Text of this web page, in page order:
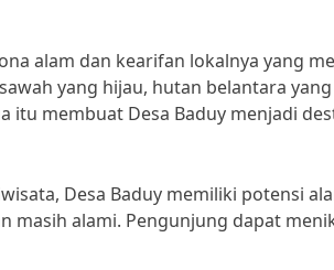
alam dan kearifan lokalnya yang
yang hijau, hutan belantara
itu membuat Desa Baduy menjadi
Desa Baduy memiliki potensi
masih alami. Pengunjung dapat